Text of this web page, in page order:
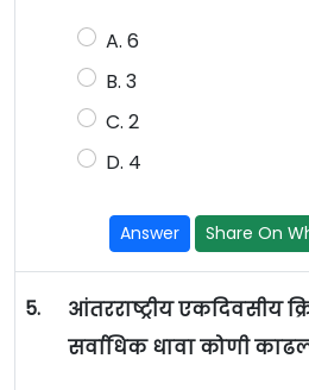
A. 6
B. 3
C. 2
D. 4
Answer Share On
5.
आंतरराष्ट्रीय एकदिवसीय
सर्वाधिक धावा कोणी